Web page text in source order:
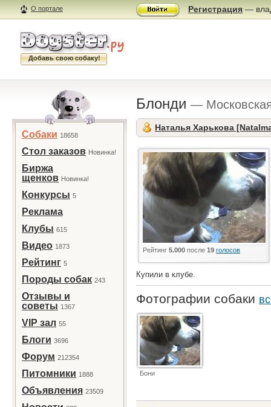
О портале Регистрация —
Добавь свою собаку!
Собаки 18658
Стол заказов Новинка!
Биржа
щенков Новинка!
Конкурсы 5
Реклама
Клубы 615
Видео 1873
Рейтинг 5
Породы собак 243
Отзывы и
советы 1367
VIP зал 55
Блоги 3696
Форум 212354
Питомники 1888
Объявления 23509
Блонди —
Наталья Харькова
Рейтинг 5.000 после 19 голосов
Купили в клубе.
Фотографии собаки
Бони